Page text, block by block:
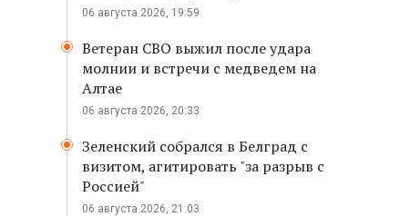
06 августа 2026, 19:59
Ветеран СВО выжил после удара
молнии и встречи с медведем на
Алтае
06 августа 2026, 20:33
Зеленский собрался в Белград с
визитом, агитировать "за разрыв с
Россией"
06 августа 2026, 21:03